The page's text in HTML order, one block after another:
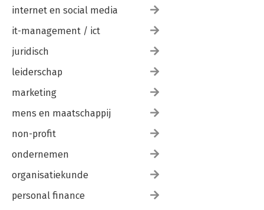
internet en social media
it-management / ict
juridisch
leiderschap
marketing
mens en maatschappij
non-profit
ondernemen
organisatiekunde
personal finance